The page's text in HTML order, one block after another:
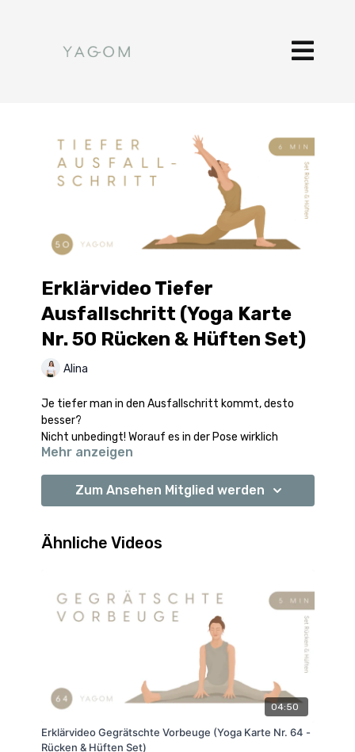
Erklärvideo Tiefer
Ausfallschritt (Yoga Karte
Nr. 50 Rücken & Hüften Set)
Alina
Je tiefer man in den Ausfallschritt kommt, desto
besser?
Nicht unbedingt! Worauf es in der Pose wirklich
ankommt, schauen wir uns in diesem Video an.
Das Video ist Teil derYoga Karten. Mehr Infos zu den
Karten findest du hier.
Mehr anzeigen
Zum Ansehen Mitglied werden
Ähnliche Videos
04:50
Erklärvideo Gegrätschte Vorbeuge (Yoga Karte Nr. 64 -
Rücken & Hüften Set)